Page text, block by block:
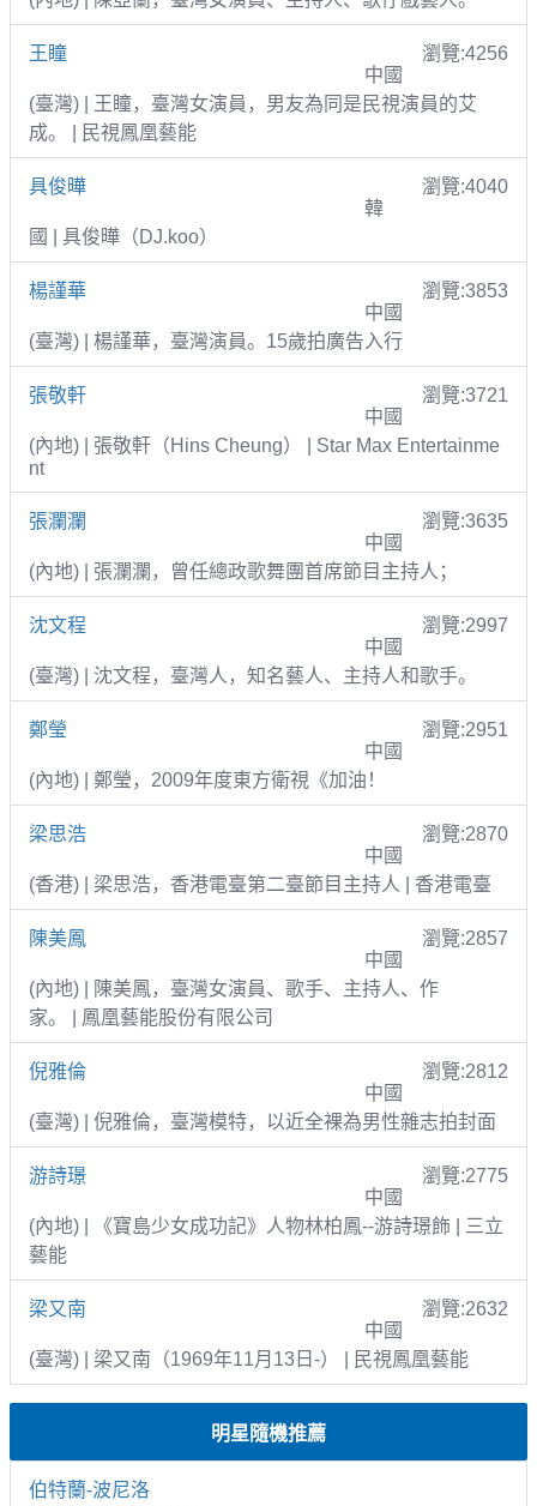
王瞳
瀏覽:4256
中國
(臺灣) | 王瞳，臺灣女演員，男友為同是民視演員的艾
成。 | 民視鳳凰藝能
具俊曄
瀏覽:4040
韓
國 | 具俊曄（DJ.koo）
楊謹華
瀏覽:3853
中國
(臺灣) | 楊謹華，臺灣演員。15歲拍廣告入行
張敬軒
瀏覽:3721
中國
(內地) | 張敬軒（Hins Cheung） | Star Max Entertainme
nt
張瀾瀾
瀏覽:3635
中國
(內地) | 張瀾瀾，曾任總政歌舞團首席節目主持人；
沈文程
瀏覽:2997
中國
(臺灣) | 沈文程，臺灣人，知名藝人、主持人和歌手。
鄭瑩
瀏覽:2951
中國
(內地) | 鄭瑩，2009年度東方衛視《加油！
梁思浩
瀏覽:2870
中國
(香港) | 梁思浩，香港電臺第二臺節目主持人 | 香港電臺
陳美鳳
瀏覽:2857
中國
(內地) | 陳美鳳，臺灣女演員、歌手、主持人、作
家。 | 鳳凰藝能股份有限公司
倪雅倫
瀏覽:2812
中國
(臺灣) | 倪雅倫，臺灣模特，以近全裸為男性雜志拍封面
游詩璟
瀏覽:2775
中國
(內地) | 《寶島少女成功記》人物林柏鳳--游詩璟飾 | 三立
藝能
梁又南
瀏覽:2632
中國
(臺灣) | 梁又南（1969年11月13日-） | 民視鳳凰藝能
明星隨機推薦
伯特蘭-波尼洛